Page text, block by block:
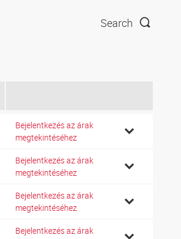
Search
Bejelentkezés az árak
megtekintéséhez
Bejelentkezés az árak
megtekintéséhez
Bejelentkezés az árak
megtekintéséhez
Bejelentkezés az árak